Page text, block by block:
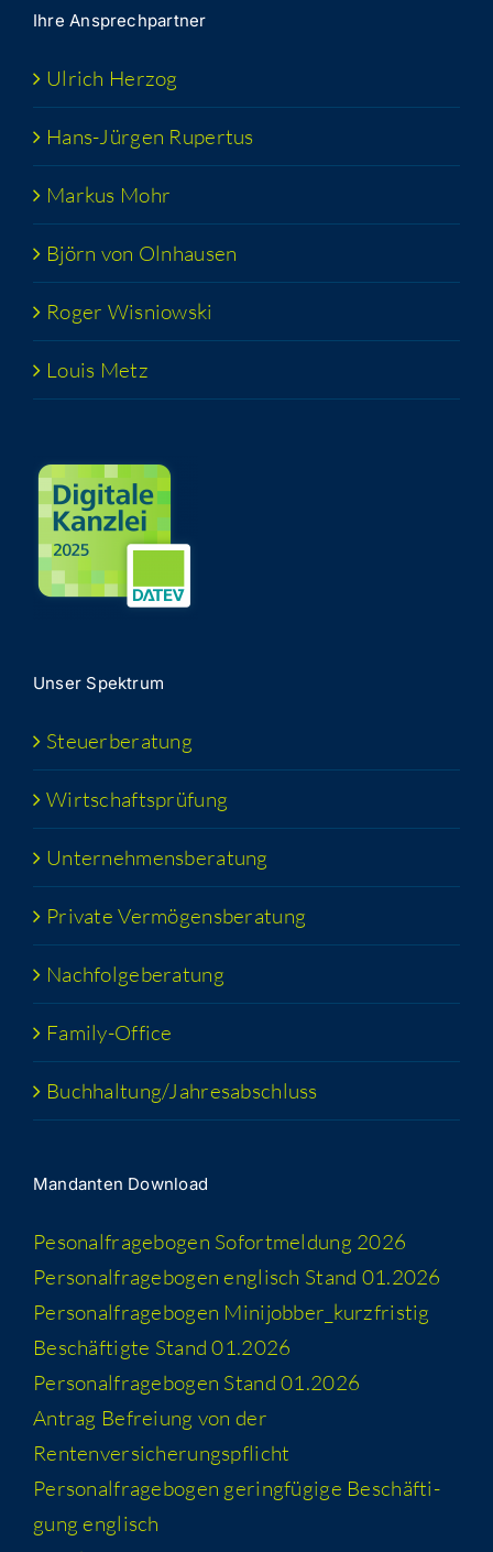
Ihre Ansprech­part­ner
Ulrich Her­zog
Hans-Jür­­gen Rupertus
Mar­kus Mohr
Björn von Olnhausen
Roger Wis­niow­ski
Lou­is Metz
Unser Spek­trum
Steu­er­be­ra­tung
Wirt­schafts­prü­fung
Unter­neh­mens­be­ra­tung
Pri­va­te Vermögensberatung
Nach­fol­ge­be­ra­tung
Fami­­ly-Office
Buchhaltung/​​Jahresabschluss
Man­dan­ten Download
Peso­nal­fra­ge­bo­gen Sofort­mel­dung 2026
Per­so­nal­fra­ge­bo­gen eng­lisch Stand 01.2026
Per­so­nal­fra­ge­bo­gen Minijobber_​kurzfristig
Beschäf­tig­te Stand 01.2026
Per­so­nal­fra­ge­bo­gen Stand 01.2026
Antrag Befrei­ung von der
Rentenversicherungspflicht
Per­so­nal­fra­ge­bo­gen gering­fü­gi­ge Beschäf­ti­
gung englisch